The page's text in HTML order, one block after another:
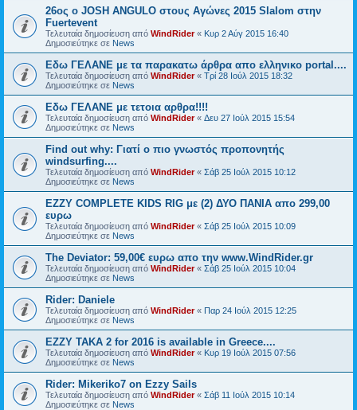
26oς ο JOSH ANGULO στους Αγώνες 2015 Slalom στην
Fuertevent
Τελευταία δημοσίευση από WindRider« Κυρ 2 Αύγ 2015 16:40
Δημοσιεύτηκε σε News
Εδω ΓΕΛΑΝΕ με τα παρακατω άρθρα απο ελληνικο portal....
Τελευταία δημοσίευση από WindRider« Τρί 28 Ιούλ 2015 18:32
Δημοσιεύτηκε σε News
Eδω ΓΕΛΑΝΕ με τετοια αρθρα!!!!
Τελευταία δημοσίευση από WindRider« Δευ 27 Ιούλ 2015 15:54
Δημοσιεύτηκε σε News
Find out why: Γιατί ο πιο γνωστός προπονητής
windsurfing....
Τελευταία δημοσίευση από WindRider« Σάβ 25 Ιούλ 2015 10:12
Δημοσιεύτηκε σε News
EZZY COMPLETE KIDS RIG με (2) ΔΥΟ ΠΑΝΙΑ απο 299,00
ευρω
Τελευταία δημοσίευση από WindRider« Σάβ 25 Ιούλ 2015 10:09
Δημοσιεύτηκε σε News
The Deviator: 59,00€ ευρω απο την www.WindRider.gr
Τελευταία δημοσίευση από WindRider« Σάβ 25 Ιούλ 2015 10:04
Δημοσιεύτηκε σε News
Rider: Daniele
Τελευταία δημοσίευση από WindRider« Παρ 24 Ιούλ 2015 12:25
Δημοσιεύτηκε σε News
EZZY TAKA 2 for 2016 is available in Greece....
Τελευταία δημοσίευση από WindRider« Κυρ 19 Ιούλ 2015 07:56
Δημοσιεύτηκε σε News
Rider: Mikeriko7 on Ezzy Sails
Τελευταία δημοσίευση από WindRider« Σάβ 11 Ιούλ 2015 10:14
Δημοσιεύτηκε σε News